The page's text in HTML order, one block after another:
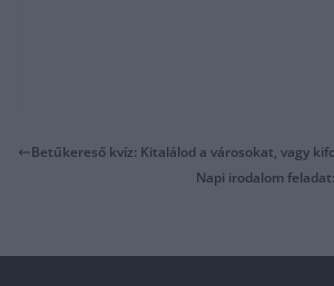
Betűkereső kvíz: Kitalálod a városokat, vagy
Napi irodalom